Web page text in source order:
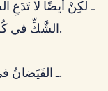
ـ لكِنْ أَيضًا لا
الشَّكِّ في كُلِّ ذاكِرَتِكَ الأُخرى، أَو في وُجودِكَ نَفسِهِ.
ـ الفَيَضانُ في نَهرٍ واحِدٍ لا يَعني أَنَّ كُلَّ الأَنهارِ فاضَتْ.